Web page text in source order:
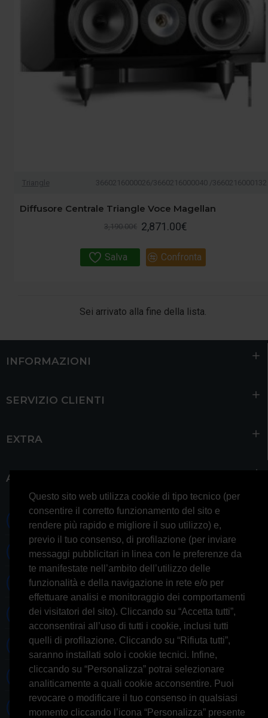
Questo sito web utilizza cookie di tipo tecnico (per
consentire il corretto funzionamento del sito e
rendere più rapido e migliore il suo utilizzo) e,
previo il tuo consenso, di profilazione (per inviare
messaggi pubblicitari in linea con le preferenze da
te manifestate nell’ambito dell’utilizzo delle
funzionalità e della navigazione in rete e/o per
effettuare analisi e monitoraggio dei comportamenti
dei visitatori del sito). Cliccando su “Accetta tutti”,
acconsentirai all’uso di tutti i cookie, inclusi tutti
quelli di profilazione. Cliccando su “Rifiuta tutti”,
saranno installati solo i cookie tecnici. Infine,
cliccando su “Personalizza” potrai selezionare
analiticamente a quali cookie acconsentire. Puoi
revocare o modificare il tuo consenso in qualsiasi
momento cliccando l’icona “Personalizza” presente
Triangle 3660216000026/3660216000040 /3660216000132
Diffusore Centrale Triangle Voce Magellan
2,871.00€
3,190.00€
Salva Confronta
Sei arrivato alla fine della lista.
INFORMAZIONI
SERVIZIO CLIENTI
EXTRA
ACCOUNT
0697245677 0697245678
Whatsapp 3314433674
Informazioni generiche
Informazioni commerciali
Informazioni tecniche
Facebook